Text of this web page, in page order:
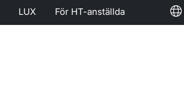
LUX För HT-anställda